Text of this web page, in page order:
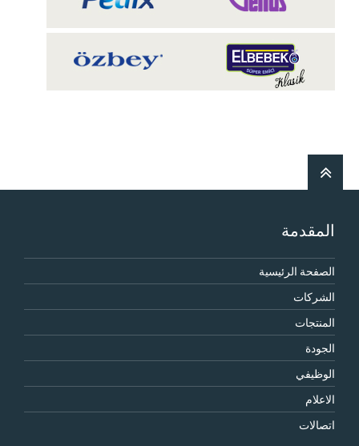
المقدمة
الصفحة الرئيسية
الشركات
المنتجات
الجودة
الوظيفي
الاعلام
اتصالات